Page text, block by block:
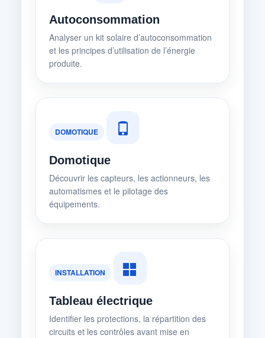
Autoconsommation
Analyser un kit solaire d’autoconsommation
et les principes d’utilisation de l’énergie
produite.
DOMOTIQUE
Domotique
Découvrir les capteurs, les actionneurs, les
automatismes et le pilotage des
équipements.
INSTALLATION
Tableau électrique
Identifier les protections, la répartition des
circuits et les contrôles avant mise en